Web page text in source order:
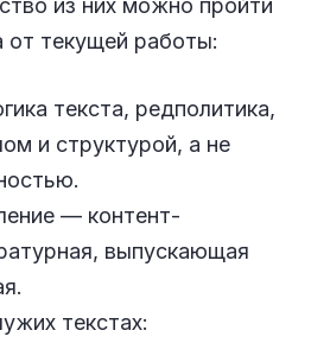
из них можно пройти
от текущей работы:
текста, редполитика,
и структурой, а не
— контент-
выпускающая
текстах: